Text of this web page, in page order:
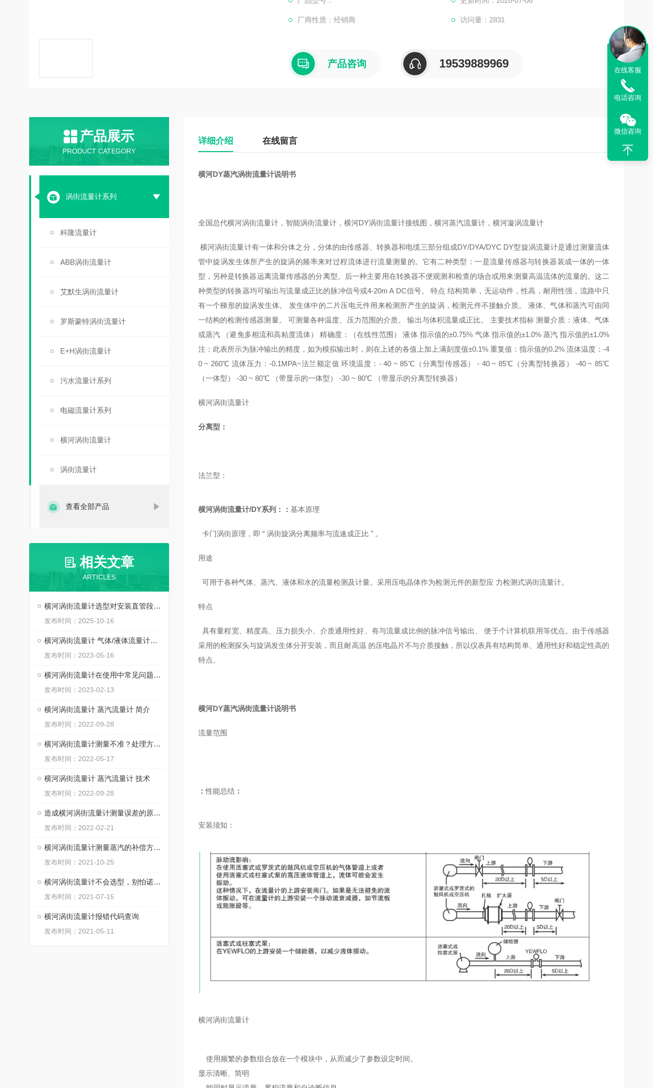
厂商性质：经销商 访问量：2831
产品咨询 19539889969
产品展示
PRODUCT CATEGORY
涡街流量计系列
科隆流量计
ABB涡街流量计
艾默生涡街流量计
罗斯蒙特涡街流量计
E+H涡街流量计
污水流量计系列
电磁流量计系列
横河涡街流量计
涡街流量计
查看全部产品
相关文章
ARTICLES
横河涡街流量计选型对安装直管段的要求
发布时间：2025-10-16
横河涡街流量计 气体/液体流量计选型
发布时间：2023-05-16
横河涡街流量计在使用中常见问题及解决办法
发布时间：2023-02-13
横河涡街流量计 蒸汽流量计 简介
发布时间：2022-09-28
横河涡街流量计测量不准？处理方法有技巧！
发布时间：2022-05-17
横河涡街流量计 蒸汽流量计 技术
发布时间：2022-09-28
造成横河涡街流量计测量误差的原因分析
发布时间：2022-02-21
横河涡街流量计测量蒸汽的补偿方式说明
发布时间：2021-10-25
横河涡街流量计不会选型，别怕诺泰自动化来教你！
发布时间：2021-07-15
横河涡街流量计报错代码查询
发布时间：2021-05-11
详细介绍 在线留言
横河DY蒸汽涡街流量计说明书
全国总代横河涡街流量计，智能涡街流量计，横河DY涡街流量计接线图，横河蒸汽流量计，横河漩涡流量计
横河涡街流量计有一体和分体之分，分体的由传感器、转换器和电缆三部分组成DY/DYA/DYC DY型旋涡流量计是通过测量流体
管中旋涡发生体所产生的旋涡的频率来对过程流体进行流量测量的。它有二种类型：一是流量传感器与转换器装成一体的一体
型，另种是转换器远离流量传感器的分离型。后一种主要用在转换器不便观测和检查的场合或用来测量高温流体的流量的。这二
种类型的转换器均可输出与流量成正比的脉冲信号或4-20m A DC信号。 特点 结构简单，无运动件，性高，耐用性强，流路中只
有一个梯形的旋涡发生体。 发生体中的二片压电元件用来检测所产生的旋涡，检测元件不接触介质。 液体、气体和蒸汽可由同
一结构的检测传感器测量。 可测量各种温度、压力范围的介质。 输出与体积流量成正比。 主要技术指标 测量介质：液体、气体
或蒸汽 （避免多相流和高粘度流体） 精确度：（在线性范围） 液体 指示值的±0.75% 气体 指示值的±1.0% 蒸汽 指示值的±1.0%
注：此表所示为脉冲输出的精度，如为模拟输出时，则在上述的各值上加上满刻度值±0.1% 重复值：指示值的0.2% 流体温度：-4
0 ~ 260℃ 流体压力：-0.1MPA~法兰额定值 环境温度：- 40 ~ 85℃（分离型传感器） - 40 ~ 85℃（分离型转换器） -40 ~ 85℃
（一体型） -30 ~ 80℃ （带显示的一体型） -30 ~ 80℃ （带显示的分离型转换器）
横河涡街流量计
分离型：
法兰型：
横河涡街流量计/DY系列 ： ： 基本原理
卡门涡街原理，即 “ 涡街旋涡分离频率与流速成正比 " 。
用途
可用于各种气体、蒸汽、液体和水的流量检测及计量。采用压电晶体作为检测元件的新型应 力检测式涡街流量计。
特点
具有量程宽、精度高、压力损失小、介质通用性好、有与流量成比例的脉冲信号输出、 便于个计算机联用等优点。由于传感器
采用的检测探头与旋涡发生体分开安装，而且耐高温 的压电晶片不与介质接触，所以仪表具有结构简单、通用性好和稳定性高的
特点。
横河DY蒸汽涡街流量计说明书
流量范围
：性能总结：
安装须知：
横河涡街流量计
使用频繁的参数组合放在一个模块中，从而减少了参数设定时间。
显示清晰、简明
在线客服
电话咨询
微信咨询